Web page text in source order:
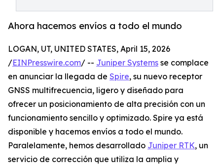
Ahora hacemos envíos a todo el mundo
LOGAN, UT, UNITED STATES, April 15, 2026
/EINPresswire.com/ -- Juniper Systems se complace
en anunciar la llegada de Spire, su nuevo receptor
GNSS multifrecuencia, ligero y diseñado para
ofrecer un posicionamiento de alta precisión con un
funcionamiento sencillo y optimizado. Spire ya está
disponible y hacemos envíos a todo el mundo.
Paralelamente, hemos desarrollado Juniper RTK, un
servicio de corrección que utiliza la amplia y